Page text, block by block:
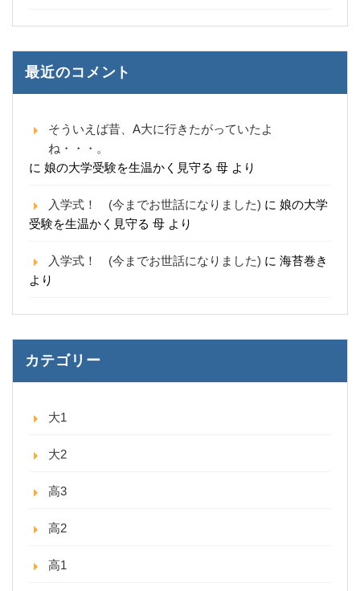
最近のコメント
そういえば昔、A大に行きたがっていたよ
ね・・・。
に 娘の大学受験を生温かく見守る 母 より
入学式！ (今までお世話になりました) に 娘の大学
受験を生温かく見守る 母 より
入学式！ (今までお世話になりました) に 海苔巻き
より
カテゴリー
大1
大2
高3
高2
高1